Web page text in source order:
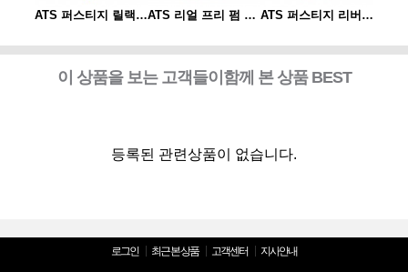
ATS 퍼스티지 릴랙싱 스파오일 10ml ATS 리얼 프리 펌 1제/2제 ATS 퍼스티지 리버시 토닉 140ml
이 상품을 보는 고객들이함께 본 상품 BEST
등록된 관련상품이 없습니다.
로그인 최근 본 상품 고객센터 지사안내